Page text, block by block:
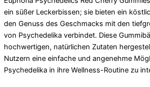
ein süßer Leckerbissen; sie bieten ein
den Genuss des Geschmacks mit den
von Psychedelika verbindet. Diese
hochwertigen, natürlichen Zutaten
Nutzern eine einfache und angenehme
Psychedelika in ihre Wellness-Routine zu